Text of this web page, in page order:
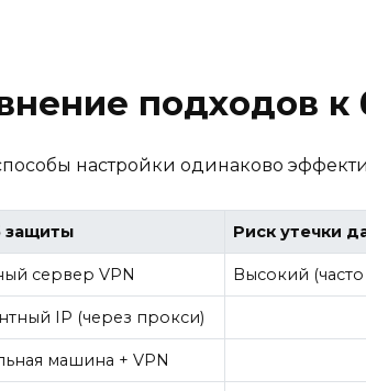
подходов к
настройки одинаково
защиты Риск утечки
сервер VPN Высокий
IP (через прокси)
машина + VPN